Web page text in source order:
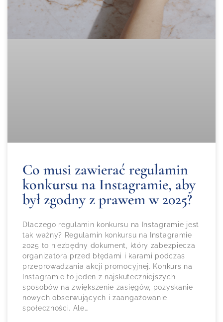
Co musi zawierać regulamin
konkursu na Instagramie, aby
był zgodny z prawem w 2025?
Dlaczego regulamin konkursu na Instagramie jest
tak ważny? Regulamin konkursu na Instagramie
2025 to niezbędny dokument, który zabezpiecza
organizatora przed błędami i karami podczas
przeprowadzania akcji promocyjnej. Konkurs na
Instagramie to jeden z najskuteczniejszych
sposobów na zwiększenie zasięgów, pozyskanie
nowych obserwujących i zaangażowanie
społeczności. Ale…